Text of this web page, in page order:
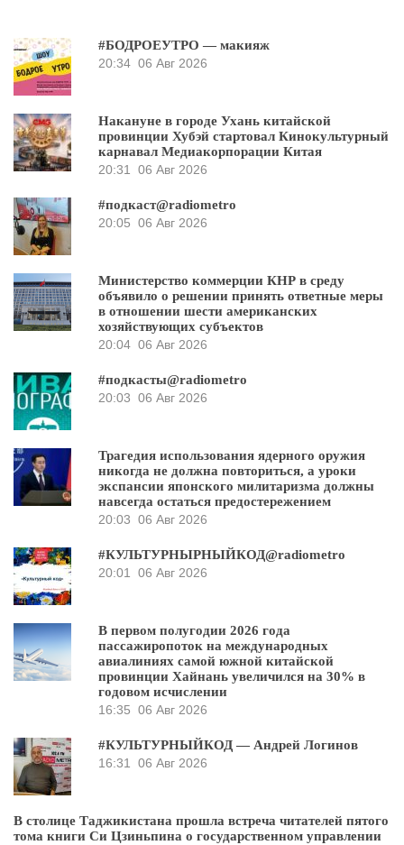
#БОДРОЕУТРО — макияж
20:34 06 Авг 2026
Накануне в городе Ухань китайской
провинции Хубэй стартовал Кинокультурный
карнавал Медиакорпорации Китая
20:31
06 Авг 2026
#подкаст@radiometro
20:05 06 Авг 2026
Министерство коммерции КНР в среду
объявило о решении принять ответные меры
в отношении шести американских
хозяйствующих субъектов
20:04 06 Авг 2026
#подкасты@radiometro
20:03 06 Авг 2026
Трагедия использования ядерного оружия
никогда не должна повториться, а уроки
экспансии японского милитаризма должны
навсегда остаться предостережением
20:03 06 Авг 2026
#КУЛЬТУРНЫРНЫЙКОД@radiometro
20:01
06 Авг 2026
В первом полугодии 2026 года
пассажиропоток на международных
авиалиниях самой южной китайской
провинции Хайнань увеличился на 30% в
годовом исчислении
16:35 06 Авг 2026
#КУЛЬТУРНЫЙКОД — Андрей Логинов
16:31
06 Авг 2026
В столице Таджикистана прошла встреча читателей пятого
тома книги Си Цзиньпина о государственном управлении